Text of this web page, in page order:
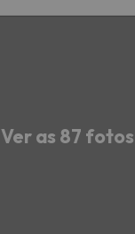
Ver as 87 fotos